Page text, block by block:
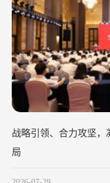
战略引领、合力攻坚，
局